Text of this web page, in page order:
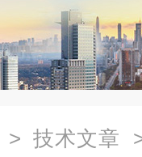
> 技术文章